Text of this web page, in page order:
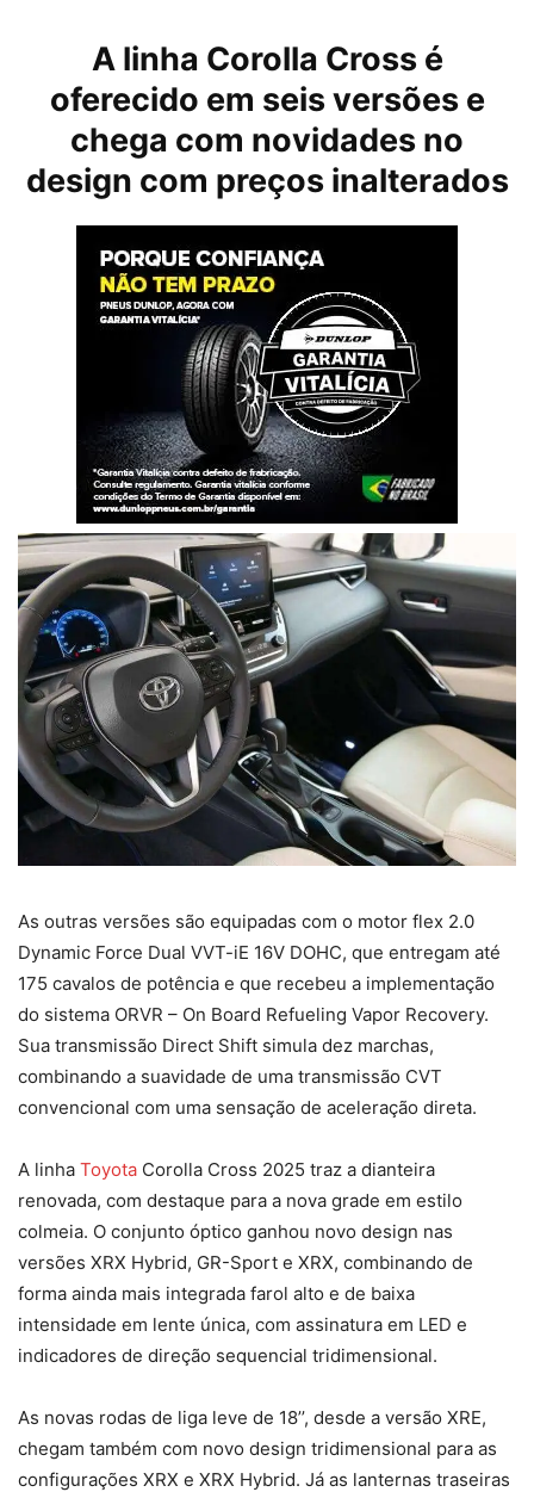
A linha Corolla Cross é
oferecido em seis versões e
chega com novidades no
design com preços inalterados
As outras versões são equipadas com o motor flex 2.0
Dynamic Force Dual VVT-iE 16V DOHC, que entregam até
175 cavalos de potência e que recebeu a implementação
do sistema ORVR – On Board Refueling Vapor Recovery.
Sua transmissão Direct Shift simula dez marchas,
combinando a suavidade de uma transmissão CVT
convencional com uma sensação de aceleração direta.
A linha Toyota Corolla Cross 2025 traz a dianteira
renovada, com destaque para a nova grade em estilo
colmeia. O conjunto óptico ganhou novo design nas
versões XRX Hybrid, GR-Sport e XRX, combinando de
forma ainda mais integrada farol alto e de baixa
intensidade em lente única, com assinatura em LED e
indicadores de direção sequencial tridimensional.
As novas rodas de liga leve de 18’’, desde a versão XRE,
chegam também com novo design tridimensional para as
configurações XRX e XRX Hybrid. Já as lanternas traseiras